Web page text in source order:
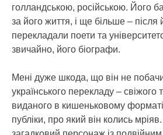
голландською, російською. Його
за його життя, і ще більше – після
перекладали поети та
звичайно, його біографи.
Мені дуже шкода, що він не
українського перекладу – свіжого
виданого в кишеньковому
публіки, про який він колись